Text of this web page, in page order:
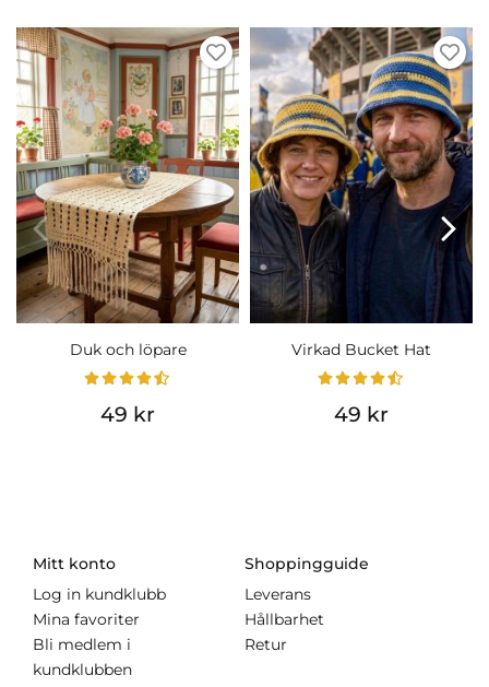
Duk och löpare
49 kr
Virkad Bucket Hat
49 kr
Mitt konto
Log in kundklubb
Mina favoriter
Bli medlem i
kundklubben
Shoppingguide
Leverans
Hållbarhet
Retur